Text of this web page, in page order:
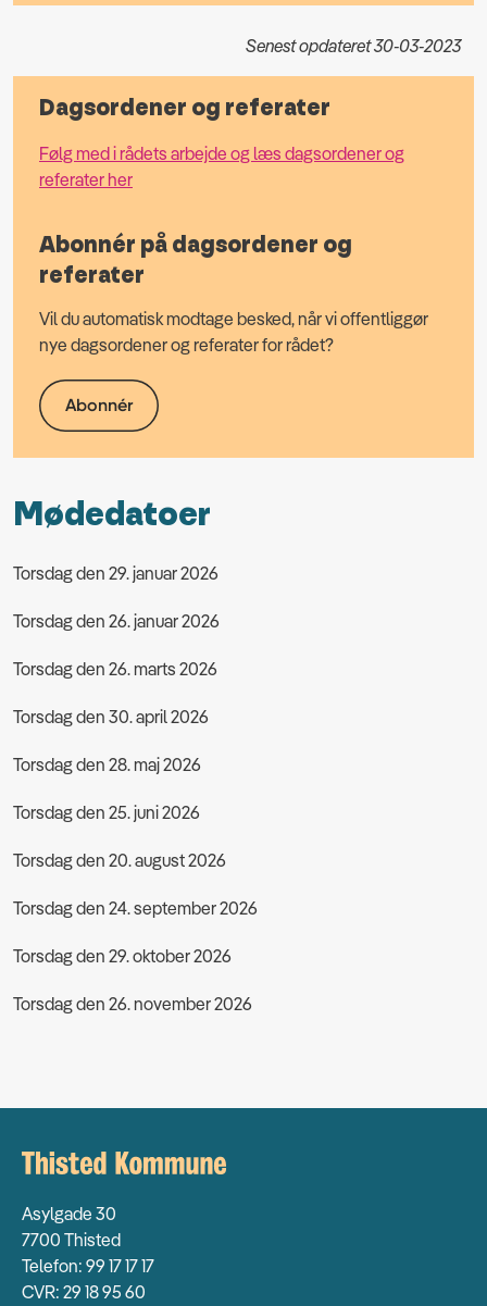
Senest opdateret 30-03-2023
Dagsordener og referater
Følg med i rådets arbejde og læs dagsordener og
referater her
Abonnér på dagsordener og
referater
Vil du automatisk modtage besked, når vi offentliggør
nye dagsordener og referater for rådet?
Abonnér
Mødedatoer
Torsdag den 29. januar 2026
Torsdag den 26. januar 2026
Torsdag den 26. marts 2026
Torsdag den 30. april 2026
Torsdag den 28. maj 2026
Torsdag den 25. juni 2026
Torsdag den 20. august 2026
Torsdag den 24. september 2026
Torsdag den 29. oktober 2026
Torsdag den 26. november 2026
Asylgade 30
7700 Thisted
Telefon: 99 17 17 17
CVR: 29 18 95 60